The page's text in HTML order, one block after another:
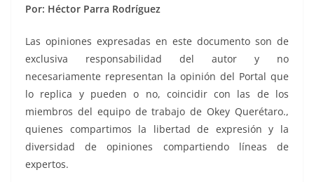
Por: Héctor Parra Rodríguez
Las opiniones expresadas en este documento son de
exclusiva responsabilidad del autor y no
necesariamente representan la opinión del Portal que
lo replica y pueden o no, coincidir con las de los
miembros del equipo de trabajo de Okey Querétaro.,
quienes compartimos la libertad de expresión y la
diversidad de opiniones compartiendo líneas de
expertos.